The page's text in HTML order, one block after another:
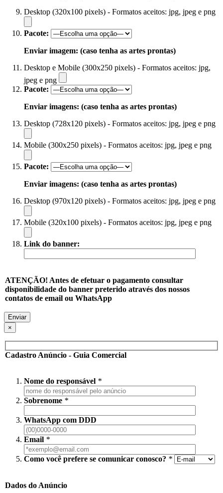
Desktop (320x100 pixels) - Formatos aceitos: jpg, jpeg e png
Pacote:
Enviar imagem: (caso tenha as artes prontas)
Desktop e Mobile (300x250 pixels) - Formatos aceitos: jpg,
jpeg e png
Pacote:
Enviar imagens: (caso tenha as artes prontas)
Desktop (728x120 pixels) - Formatos aceitos: jpg, jpeg e png
Mobile (300x250 pixels) - Formatos aceitos: jpg, jpeg e png
Pacote:
Enviar imagens: (caso tenha as artes prontas)
Desktop (970x120 pixels) - Formatos aceitos: jpg, jpeg e png
Mobile (320x100 pixels) - Formatos aceitos: jpg, jpeg e png
Link do banner:
ATENÇÃO! Antes de efetuar o pagamento consultar
disponibilidade do banner preterido através dos nossos
contatos de email ou WhatsApp
×
Cadastro Anúncio - Guia Comercial
Nome do responsável *
Sobrenome *
WhatsApp com DDD
Email *
Como você prefere se comunicar conosco? *
Dados do Anúncio